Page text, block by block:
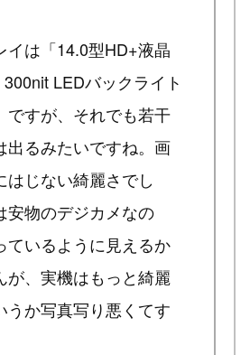
イは「14.0型HD+液晶
300nit LEDバックライト
ですが、それでも若干
出るみたいですね。画
はじない綺麗さでし
安物のデジカメなの
ているように見えるか
が、実機はもっと綺麗
うか写真写り悪くてす